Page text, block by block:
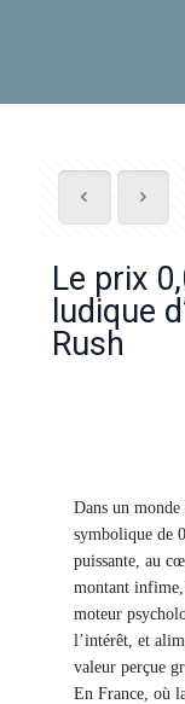
Le prix
ludique
Rush
Dans un
symbolique de
puissante, au
montant
moteur
l’intérêt, et
valeur perçue
En France, où